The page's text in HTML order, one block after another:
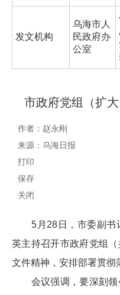
发文机构
乌海市人
民政府办
公室
市政府党组（扩
作者：赵永刚
来源：乌海日报
打印
保存
关闭
5月28日，市委副书
英主持召开市政府党组
文件精神，安排部署贯彻
会议强调，要深刻领